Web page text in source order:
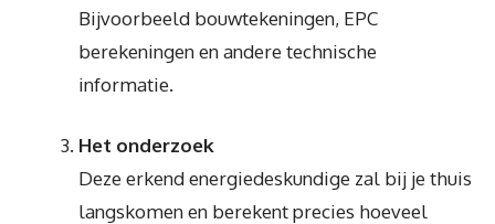
Bijvoorbeeld bouwtekeningen, EPC
berekeningen en andere technische
informatie.
Het onderzoek
Deze erkend energiedeskundige zal bij je thuis
langskomen en berekent precies hoeveel